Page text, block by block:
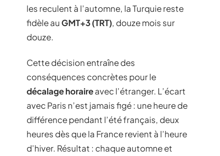
les reculent à l’automne, la Turquie reste
fidèle auGMT+3 (TRT), douze mois sur
douze.
Cette décision entraîne des
conséquences concrètes pour le
décalage horaireavec l’étranger. L’écart
avec Paris n’est jamais figé : une heure de
différence pendant l’été français, deux
heures dès que la France revient à l’heure
d’hiver. Résultat : chaque automne et